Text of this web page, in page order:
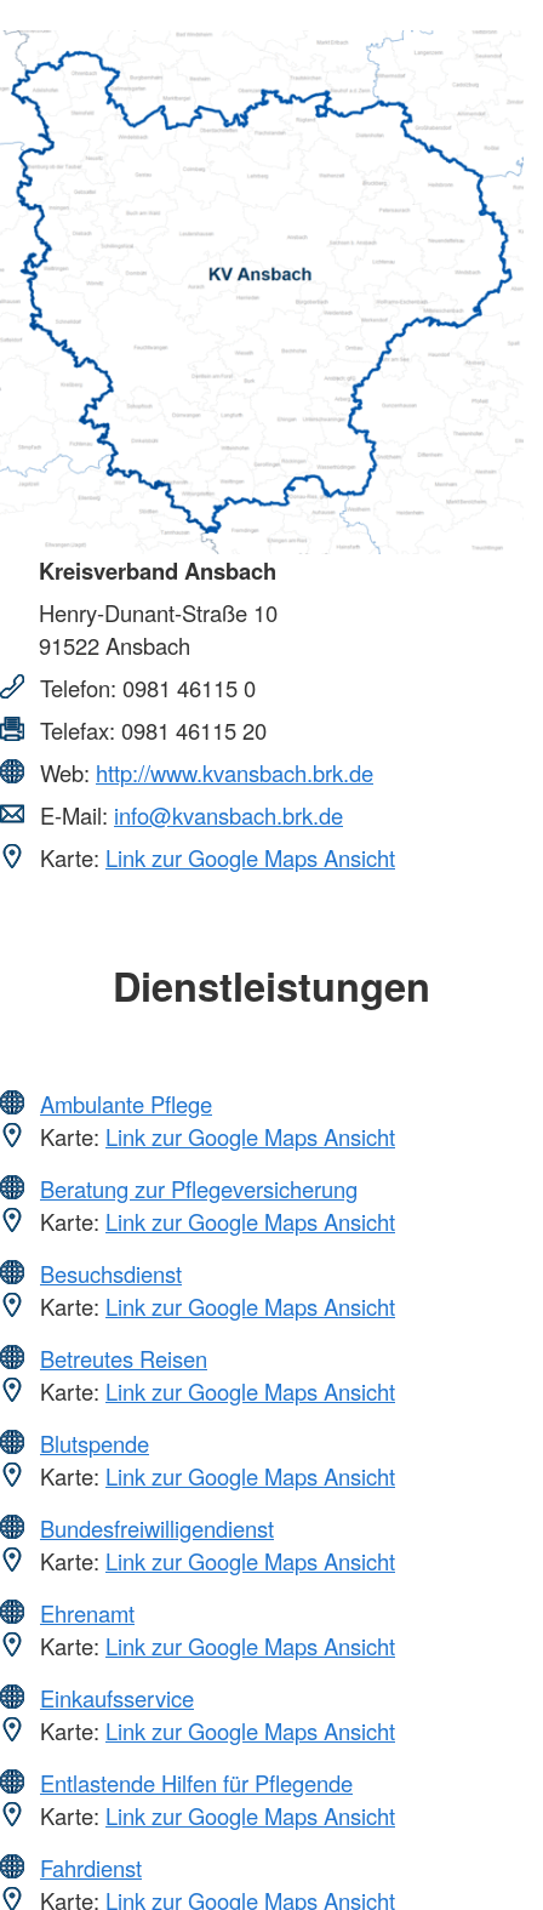
Kreisverband Ansbach
Henry-Dunant-Straße 10
91522Ansbach
Telefon: 0981 46115 0
Telefax: 0981 46115 20
Web: http://www.kvansbach.brk.de
E-Mail: info@kvansbach.brk.de
Karte: Link zur Google Maps Ansicht
Dienstleistungen
Ambulante Pflege
Karte: Link zur Google Maps Ansicht
Beratung zur Pflegeversicherung
Karte: Link zur Google Maps Ansicht
Besuchsdienst
Karte: Link zur Google Maps Ansicht
Betreutes Reisen
Karte: Link zur Google Maps Ansicht
Blutspende
Karte: Link zur Google Maps Ansicht
Bundesfreiwilligendienst
Karte: Link zur Google Maps Ansicht
Ehrenamt
Karte: Link zur Google Maps Ansicht
Einkaufsservice
Karte: Link zur Google Maps Ansicht
Entlastende Hilfen für Pflegende
Karte: Link zur Google Maps Ansicht
Fahrdienst
Karte: Link zur Google Maps Ansicht